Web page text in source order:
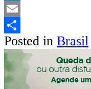
LinkedIn
Email
Share
Posted in Brasil